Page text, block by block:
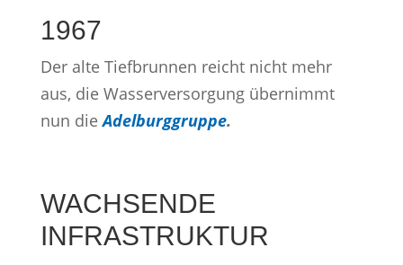
1967
Der alte Tiefbrunnen reicht nicht mehr
aus, die Wasserversorgung übernimmt
nun dieAdelburggruppe.
WACHSENDE
INFRASTRUKTUR